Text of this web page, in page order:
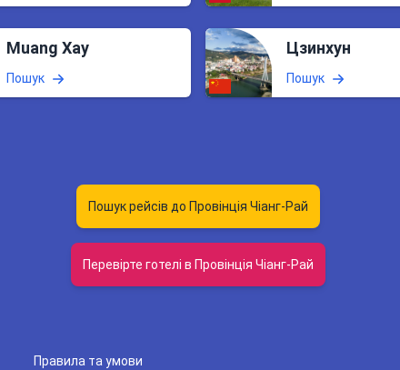
Muang Xay
Пошук
Цзинхун
Пошук
Пошук рейсів до Провінція Чіанг-Рай
Перевірте готелі в Провінція Чіанг-Рай
Правила та умови